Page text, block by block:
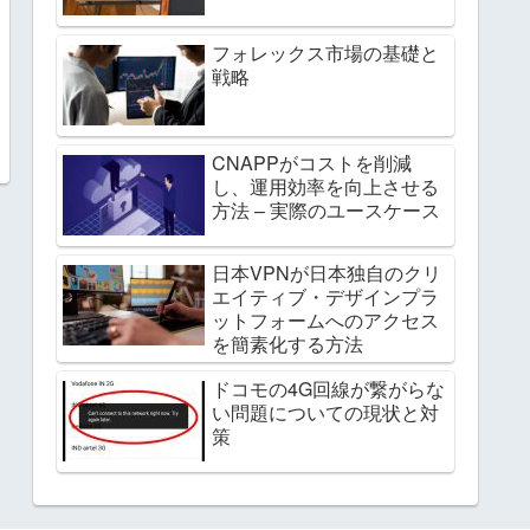
フォレックス市場の基礎と
戦略
CNAPPがコストを削減
し、運用効率を向上させる
方法 – 実際のユースケース
日本VPNが日本独自のクリ
エイティブ・デザインプラ
ットフォームへのアクセス
を簡素化する方法
ドコモの4G回線が繋がらな
い問題についての現状と対
策